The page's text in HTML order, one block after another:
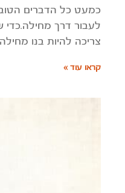
כמעט כל הדברים
לעבור דרך מחילה.כדי
צריכה להיות בנו
קראו עוד »